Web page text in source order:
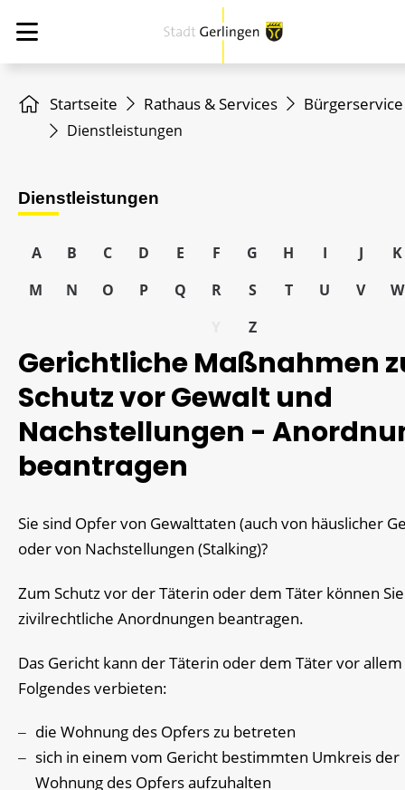
Startseite Rathaus & Services Bürgerservice
Dienstleistungen
Dienstleistungen
A B C D E F G H I J
K
M
N O P Q R S T U V
W
Z
Gerichtliche Maßnahmen
Schutz vor Gewalt und
Nachstellungen -
beantragen
Sie sind Opfer von Gewalttaten (auch von häuslicher
oder von Nachstellungen (Stalking)?
Zum Schutz vor der Täterin oder dem Täter können Sie
zivilrechtliche Anordnungen beantragen.
Das Gericht kann der Täterin oder dem Täter vor allem
Folgendes verbieten:
die Wohnung des Opfers zu betreten
sich in einem vom Gericht bestimmten Umkreis der
Wohnung des Opfers aufzuhalten